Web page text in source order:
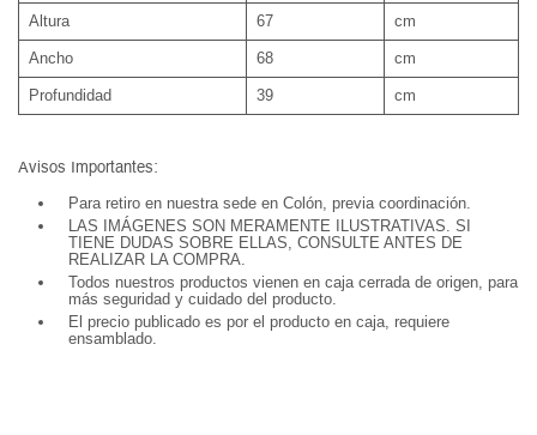
Altura 67 cm
Ancho 68 cm
Profundidad 39 cm
Avisos Importantes:
Para retiro en nuestra sede en Colón, previa coordinación.
LAS IMÁGENES SON MERAMENTE ILUSTRATIVAS. SI
TIENE DUDAS SOBRE ELLAS, CONSULTE ANTES DE
REALIZAR LA COMPRA.
Todos nuestros productos vienen en caja cerrada de origen, para
más seguridad y cuidado del producto.
El precio publicado es por el producto en caja, requiere
ensamblado.